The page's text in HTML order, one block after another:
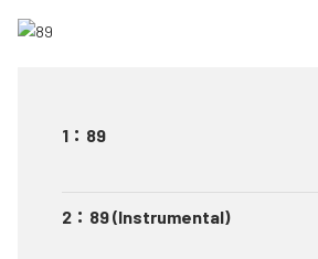
1 ： 89
2 ： 89 (Instrumental)